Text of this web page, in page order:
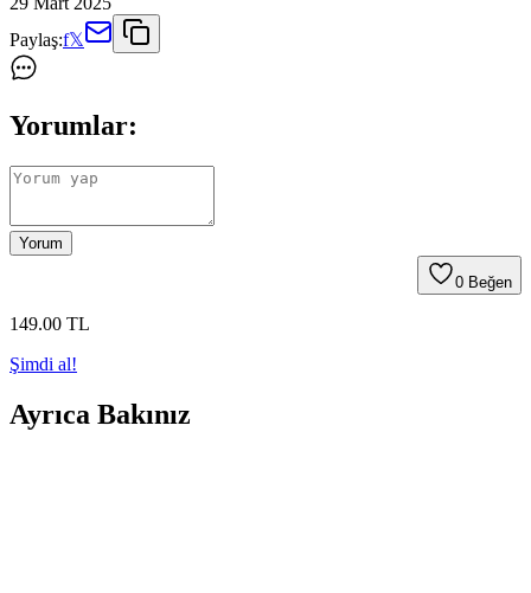
Paylaş:f𝕏
Yorumlar:
Yorum
0 Beğen
149.00 TL
Şimdi al!
Ayrıca Bakınız